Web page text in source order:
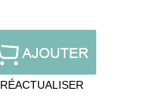
RÉACTUALISER